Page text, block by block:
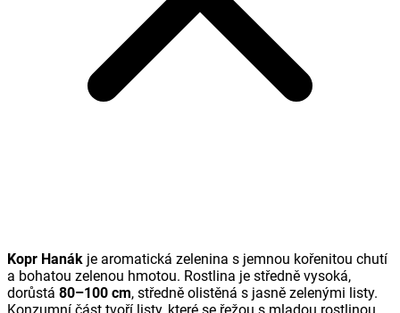
Kopr Hanák je aromatická zelenina s jemnou kořenitou chutí
a bohatou zelenou hmotou. Rostlina je středně vysoká,
dorůstá 80–100 cm, středně olistěná s jasně zelenými listy.
Konzumní část tvoří listy, které se řežou s mladou rostlinou